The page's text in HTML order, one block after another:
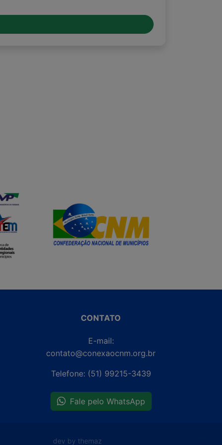
CONTATO
E-mail:
contato@conexaocnm.org.br
Telefone: (51) 99215-3439
Fale pelo WhatsApp
dev by themaz